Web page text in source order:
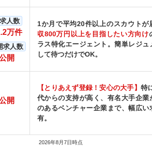
人数
万件
求人数
開
1か月で平均20件以上のスカウトが
収800万円以上を目指したい方向け
ラス特化エージェント。簡単レジュ
して待つだけでOK。
開
【とりあえず登録！安心の大手】 特
代からの支持が高く、有名大手企業
のあるベンチャー企業まで、幅広い
有。
2026年8月7日時点